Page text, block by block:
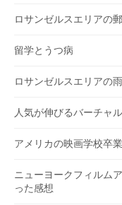
ロサンゼルスエリアの
留学とうつ病
ロサンゼルスエリアの雨
人気が伸びるバーチャ
アメリカの映画学校卒
ニューヨークフィルム
った感想